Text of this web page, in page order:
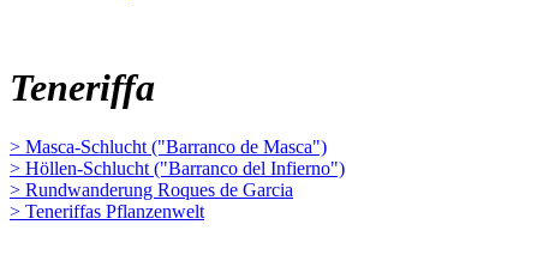
Teneriffa
> Masca-Schlucht ("Barranco de Masca")
> Höllen-Schlucht ("Barranco del Infierno")
> Rundwanderung Roques de Garcia
> Teneriffas Pflanzenwelt